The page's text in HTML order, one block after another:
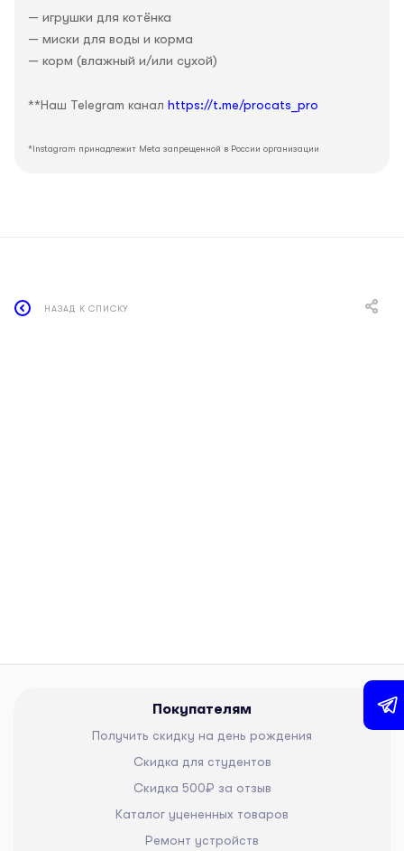
— игрушки для котёнка
— миски для воды и корма
— корм (влажный и/или сухой)
**Наш Telegram канал https://t.me/procats_pro
*Instagram принадлежит Meta запрещенной в России организации
НАЗАД К СПИСКУ
Покупателям
Получить скидку на день рождения
Скидка для студентов
Скидка 500₽ за отзыв
Каталог уцененных товаров
Ремонт устройств